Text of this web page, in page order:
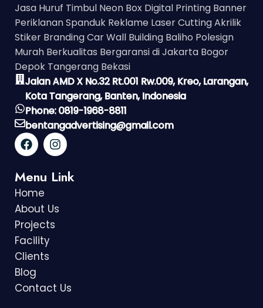
Jasa Huruf Timbul Neon Box Digital Printing Banner
Periklanan Spanduk Reklame Laser Cutting Akrilik
Stiker Branding Car Wall Building Baliho Polesign
Murah Berkualitas Bergaransi di Jakarta Bogor
Depok Tangerang Bekasi
Jalan AMD X No.32 Rt.001 Rw.009, Kreo, Larangan,
Kota Tangerang, Banten, Indonesia
Phone: 0819-1968-8811
bentangadvertising@gmail.com
Menu Link
Home
About Us
Projects
Facility
Clients
Blog
Contact Us